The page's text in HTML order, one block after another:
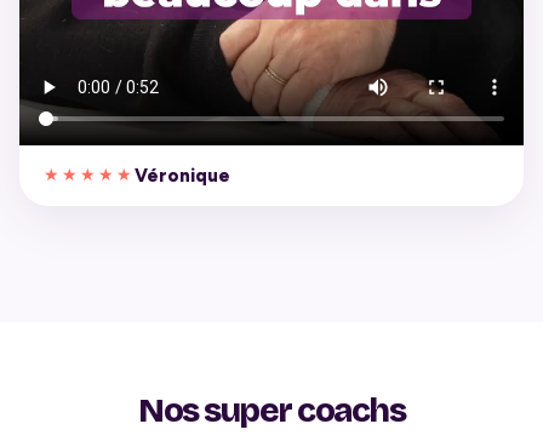
★★★★★ Véronique
Nos super coachs